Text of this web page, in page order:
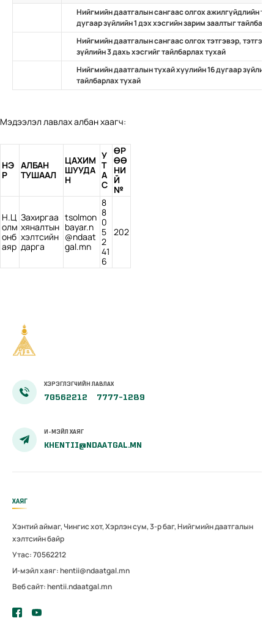
Нийгмийн даатгалын сангаас олгох ажилгүйдлийн
дугаар зүйлийн 1 дэх хэсгийн зарим заалтыг
Нийгмийн даатгалын сангаас олгох тэтгэвэр,
зүйлийн 3 дахь хэсгийг тайлбарлах тухай
Нийгмийн даатгалын тухай хуулийн 16 дугаар
тайлбарлах тухай
Мэдээлэл лавлах албан хаагч:
НЭ
Р
АЛБАН
ТУШААЛ
ЦАХИМ
ШУУДА
Н
У
Т
А
С
ӨР
ӨӨ
НИ
Й
№
Н.Ц
олм
онб
аяр
Захиргаа
хяналтын
хэлтсийн
дарга
tsolmon
bayar.n
@ndaat
gal.mn
8
8
0
5
2
41
6
202
ХЭРЭГЛЭГЧИЙН ЛАВЛАХ
70562212 7777-1289
И-МЭЙЛ ХАЯГ
KHENTII@NDAATGAL.MN
ХАЯГ
Хэнтий аймаг, Чингис хот, Хэрлэн сум, 3-р баг, Нийгмийн даатгалын
хэлтсийн байр
Утас: 70562212
И-мэйл хаяг: hentii@ndaatgal.mn
Веб сайт: hentii.ndaatgal.mn